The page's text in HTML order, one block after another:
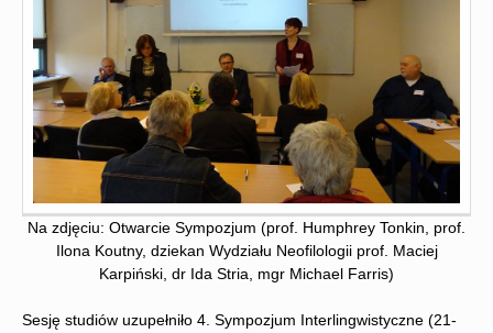
Na zdjęciu: Otwarcie Sympozjum (prof. Humphrey Tonkin, prof.
Ilona Koutny, dziekan Wydziału Neofilologii prof. Maciej
Karpiński, dr Ida Stria, mgr Michael Farris)
Sesję studiów uzupełniło 4. Sympozjum Interlingwistyczne (21-